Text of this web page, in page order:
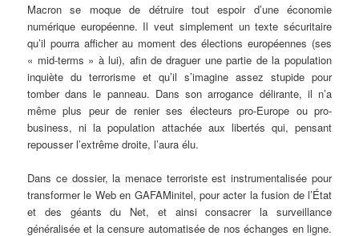
Macron se moque de détruire tout espoir d’une économie
numérique européenne. Il veut simplement un texte sécuritaire
qu’il pourra afficher au moment des élections européennes (ses
« mid-terms » à lui), afin de draguer une partie de la population
inquiète du terrorisme et qu’il s’imagine assez stupide pour
tomber dans le panneau. Dans son arrogance délirante, il n’a
même plus peur de renier ses électeurs pro-Europe ou pro-
business, ni la population attachée aux libertés qui, pensant
repousser l’extrême droite, l’aura élu.
Dans ce dossier, la menace terroriste est instrumentalisée pour
transformer le Web en GAFAMinitel, pour acter la fusion de l’État
et des géants du Net, et ainsi consacrer la surveillance
généralisée et la censure automatisée de nos échanges en ligne.